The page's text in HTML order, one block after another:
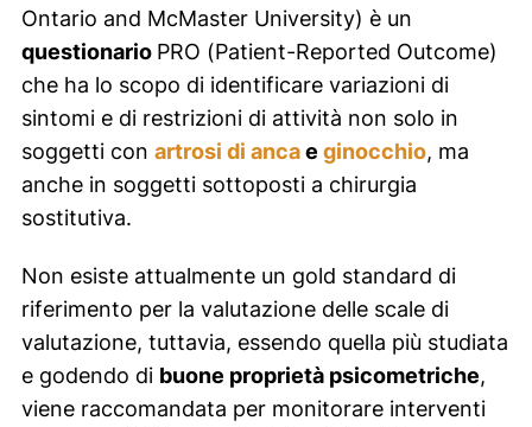
Ontario and McMaster University) è un
questionario PRO (Patient-Reported Outcome)
che ha lo scopo di identificare variazioni di
sintomi e di restrizioni di attività non solo in
soggetti con artrosi di ancae ginocchio, ma
anche in soggetti sottoposti a chirurgia
sostitutiva.
Non esiste attualmente un gold standard di
riferimento per la valutazione delle scale di
valutazione, tuttavia, essendo quella più studiata
e godendo di buone proprietà psicometriche,
viene raccomandata per monitorare interventi